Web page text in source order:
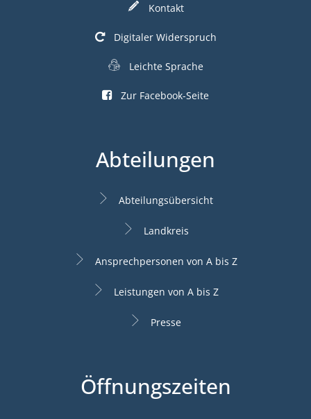
Kontakt
Digitaler Widerspruch
Leichte Sprache
Zur Facebook-Seite
Abteilungen
Abteilungsübersicht
Landkreis
Ansprechpersonen von A bis Z
Leistungen von A bis Z
Presse
Öffnungszeiten